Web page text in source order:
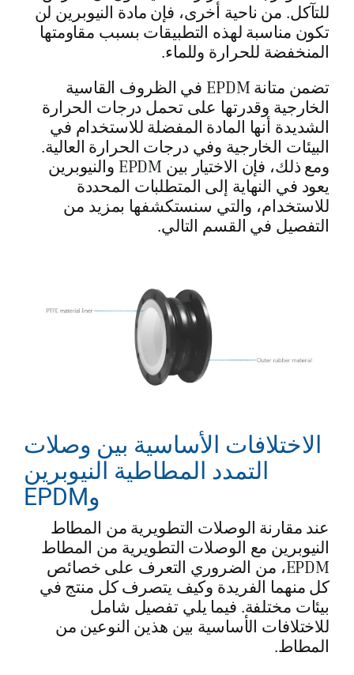
للتآكل. من ناحية أخرى، فإن مادة النيوبرين لن
تكون مناسبة لهذه التطبيقات بسبب مقاومتها
المنخفضة للحرارة وللماء.
تضمن متانة EPDM في الظروف القاسية
الخارجية وقدرتها على تحمل درجات الحرارة
الشديدة أنها المادة المفضلة للاستخدام في
البيئات الخارجية وفي درجات الحرارة العالية.
ومع ذلك، فإن الاختيار بين EPDM والنيوبرين
يعود في النهاية إلى المتطلبات المحددة
للاستخدام، والتي سنستكشفها بمزيد من
التفصيل في القسم التالي.
الاختلافات الأساسية بين وصلات
التمدد المطاطية النيوبرين
وEPDM
عند مقارنة الوصلات التطويرية من المطاط
النيوبرين مع الوصلات التطويرية من المطاط
EPDM، من الضروري التعرف على خصائص
كل منهما الفريدة وكيف يتصرف كل منتج في
بيئات مختلفة. فيما يلي تفصيل شامل
للاختلافات الأساسية بين هذين النوعين من
المطاط.